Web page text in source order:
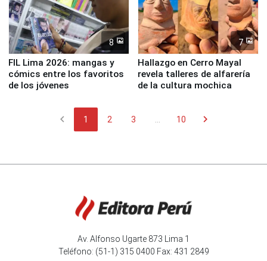
8
FIL Lima 2026: mangas y
cómics entre los favoritos
de los jóvenes
7
Hallazgo en Cerro Mayal
revela talleres de alfarería
de la cultura mochica
chevron_left 1 2 3 ... 10 chevron_right
Av. Alfonso Ugarte 873 Lima 1
Teléfono: (51-1) 315 0400 Fax: 431 2849